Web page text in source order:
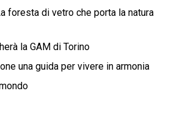
foresta di vetro che porta la natura
la GAM di Torino
una guida per vivere in armonia